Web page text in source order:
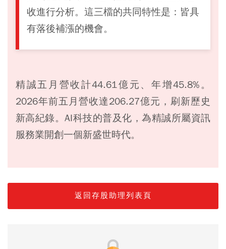
收進行分析。這三檔的共同特性是：皆具
有落後補漲的機會。
精誠五月營收計44.61億元、年增45.8%。
2026年前五月營收達206.27億元，刷新歷史
新高紀錄。AI科技的普及化，為精誠所屬資訊
服務業開創一個新盛世時代。
返回存股助理列表頁